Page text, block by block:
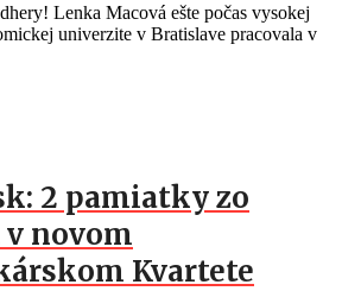
Lenka Macová ešte počas vysokej
univerzite v Bratislave pracovala v
2 pamiatky zo
novom
Kvartete